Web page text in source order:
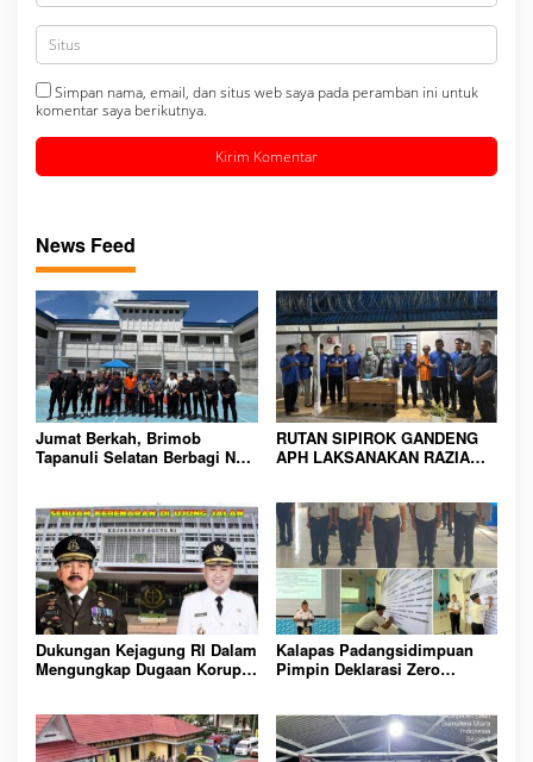
Simpan nama, email, dan situs web saya pada peramban ini untuk
komentar saya berikutnya.
News Feed
Jumat Berkah, Brimob
Tapanuli Selatan Berbagi Nasi
RUTAN SIPIROK GANDENG
APH LAKSANAKAN RAZIA
LINGKUNGAN
PEMASYARAKATAN YANG
AMAN
Dukungan Kejagung RI Dalam
Mengungkap Dugaan Korupsi
Dan Tangkap!
Kalapas Padangsidimpuan
Pimpin Deklarasi Zero
Padangsidimpuan